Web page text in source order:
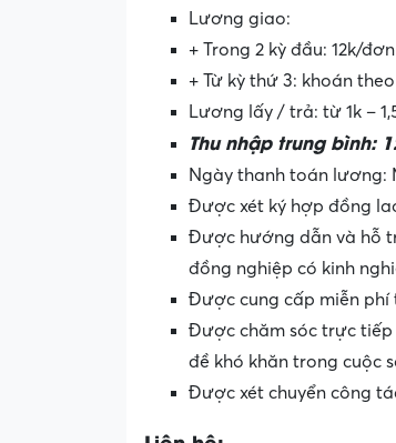
Lương giao:
+ Trong 2 kỳ đầu: 12k/đơn
+ Từ kỳ thứ 3: khoán
Lương lấy / trả: từ 1k –
Thu nhập trung bình:
Ngày thanh toán lương:
Được xét ký hợp đồng
Được hướng dẫn và hỗ
đồng nghiệp có kinh
Được cung cấp miễn
Được chăm sóc trực tiếp
đề khó khăn trong cuộc
Được xét chuyển công